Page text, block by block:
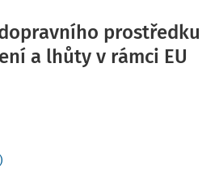
prostředku
a lhůty v rámci EU